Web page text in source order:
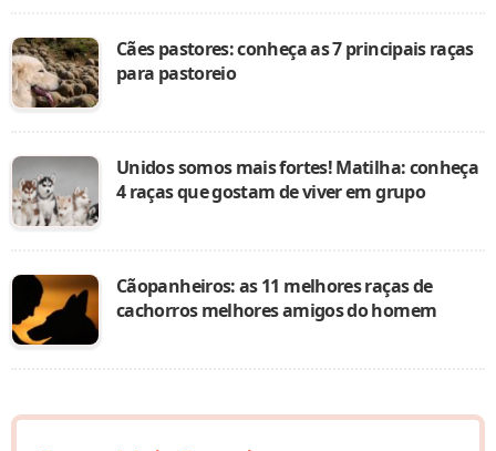
Cães pastores: conheça as 7 principais raças
para pastoreio
Unidos somos mais fortes! Matilha: conheça
4 raças que gostam de viver em grupo
Cãopanheiros: as 11 melhores raças de
cachorros melhores amigos do homem